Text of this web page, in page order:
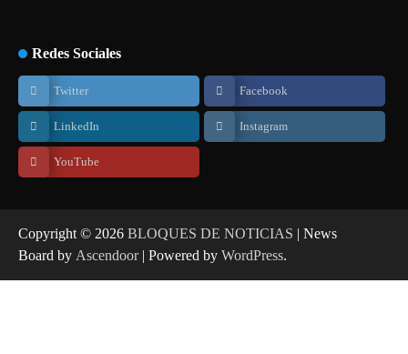
Redes Sociales
Twitter Facebook
LinkedIn Instagram
YouTube
Copyright © 2026 BLOQUES DE NOTICIAS | News
Board by Ascendoor| Powered by WordPress.